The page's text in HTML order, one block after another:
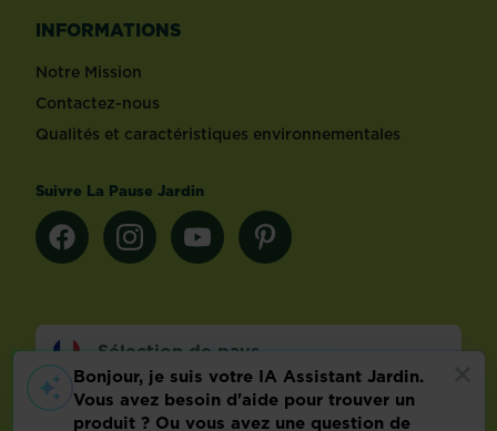
INFORMATIONS
Notre Mission
Contactez-nous
Qualités et caractéristiques environnementales
Suivre La Pause Jardin
Sélection de pays
Footer
Mentions légalesFAQ